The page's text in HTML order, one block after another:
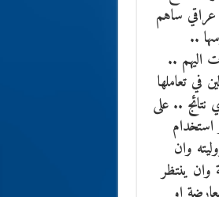
عراقي ساهم
..
اليهم ..
في تعاملها
نتائج .. على
وان
وان ينتظر